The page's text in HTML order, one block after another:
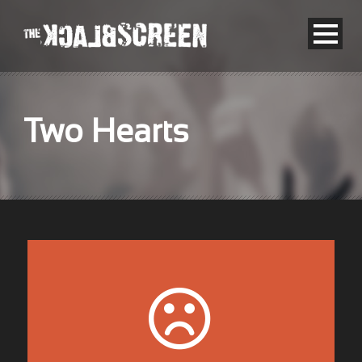
Two Hearts